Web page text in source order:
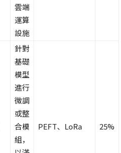
雲端
運算
設施
針對
基礎
模型
進行
微調
或整
合模
組，
PEFT、LoRa 25%